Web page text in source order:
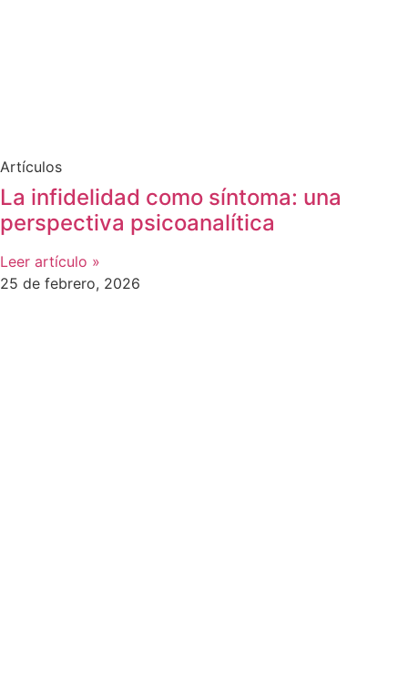
Artículos
La infidelidad como síntoma: una
perspectiva psicoanalítica
Leer artículo »
25 de febrero, 2026